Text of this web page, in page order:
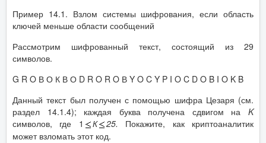
Пример 14.1. Взлом системы шифрования, если область
ключей меньше области сообщений
Рассмотрим шифрованный текст, состоящий из 29
символов.
G R O В О К В О D R O R O В Y O C Y P I O C D O B I O K B
Данный текст был получен с помощью шифра Цезаря (см.
раздел 14.1.4); каждая буква получена сдвигом на K
символов, где 1
К 25. Покажите, как криптоаналитик
может взломать этот код.